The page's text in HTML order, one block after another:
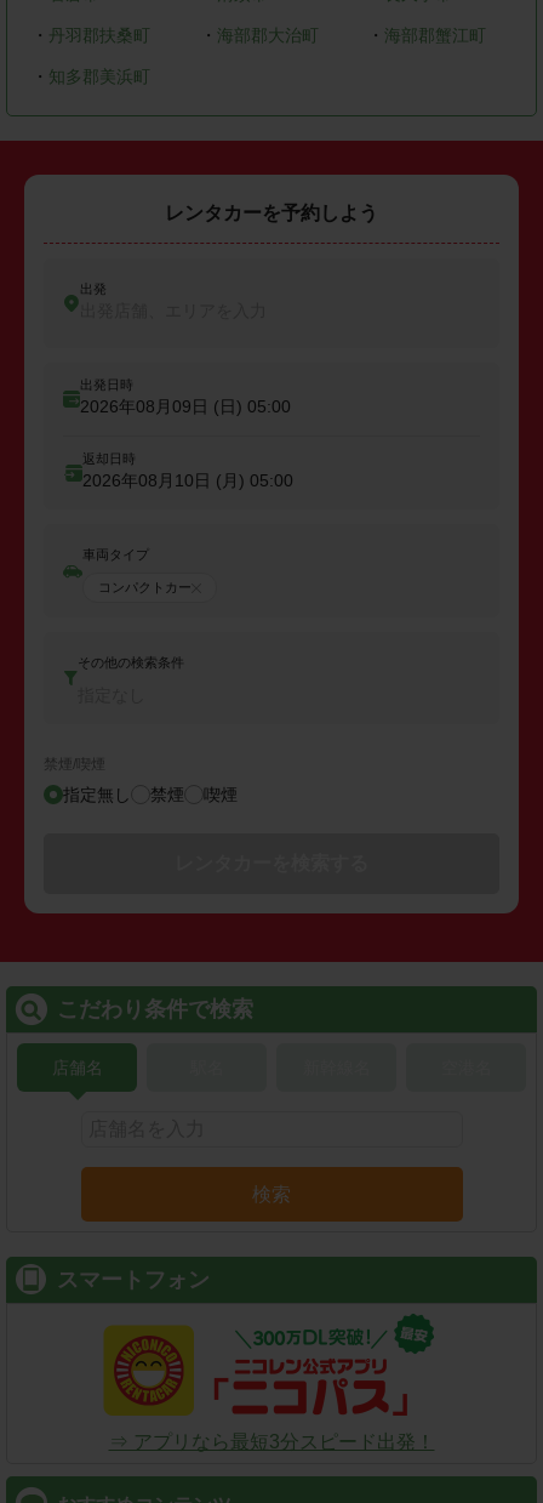
・ 丹羽郡扶桑町 ・ 海部郡大治町 ・ 海部郡蟹江町
・ 知多郡美浜町
レンタカーを予約しよう
出発
出発日時
2026年08月09日 (日) 05:00
返却日時
2026年08月10日 (月) 05:00
車両タイプ
コンパクトカー
その他の検索条件
禁煙/喫煙
指定無し 禁煙 喫煙
こだわり条件で検索
店舗名
検索
スマートフォン
⇒ アプリなら最短3分スピード出発！